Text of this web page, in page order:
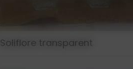
Soliflore transparent